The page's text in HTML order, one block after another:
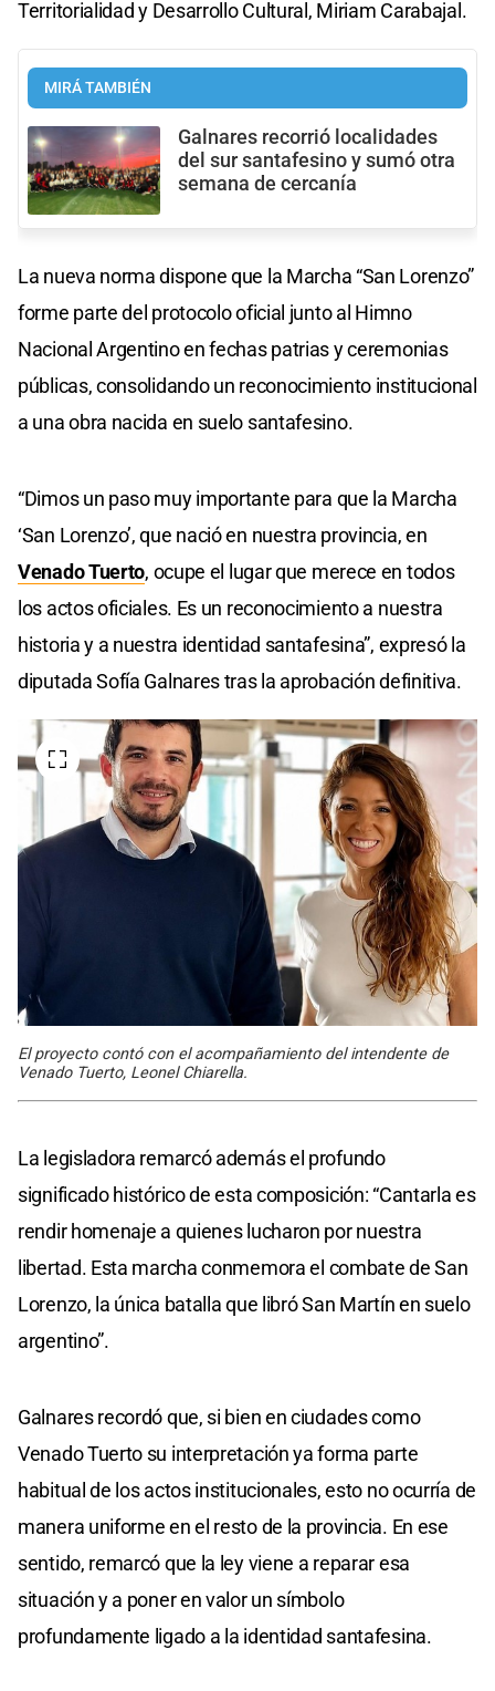
Territorialidad y Desarrollo Cultural, Miriam Carabajal.
MIRÁ TAMBIÉN
Galnares recorrió localidades
del sur santafesino y sumó otra
semana de cercanía
La nueva norma dispone que la Marcha “San Lorenzo”
forme parte del protocolo oficial junto al Himno
Nacional Argentino en fechas patrias y ceremonias
públicas, consolidando un reconocimiento institucional
a una obra nacida en suelo santafesino.
“Dimos un paso muy importante para que la Marcha
‘San Lorenzo’, que nació en nuestra provincia, en
Venado Tuerto, ocupe el lugar que merece en todos
los actos oficiales. Es un reconocimiento a nuestra
historia y a nuestra identidad santafesina”, expresó la
diputada Sofía Galnares tras la aprobación definitiva.
El proyecto contó con el acompañamiento del intendente de
Venado Tuerto, Leonel Chiarella.
La legisladora remarcó además el profundo
significado histórico de esta composición: “Cantarla es
rendir homenaje a quienes lucharon por nuestra
libertad. Esta marcha conmemora el combate de San
Lorenzo, la única batalla que libró San Martín en suelo
argentino”.
Galnares recordó que, si bien en ciudades como
Venado Tuerto su interpretación ya forma parte
habitual de los actos institucionales, esto no ocurría de
manera uniforme en el resto de la provincia. En ese
sentido, remarcó que la ley viene a reparar esa
situación y a poner en valor un símbolo
profundamente ligado a la identidad santafesina.